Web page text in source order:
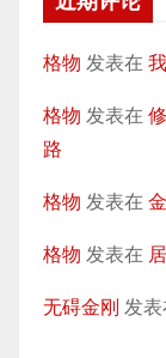
格物 发表在
格物 发表在
路
格物 发表在
格物 发表在
无碍金刚 发表